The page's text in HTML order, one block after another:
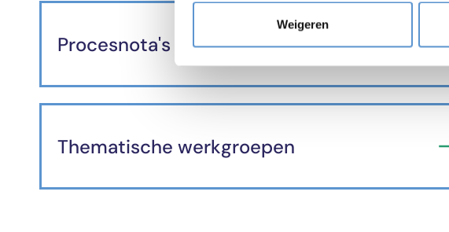
Weigeren
Procesnota's
Thematische werkgroepen